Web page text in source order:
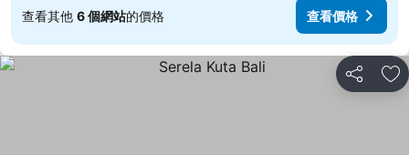
查看其他 6 個網站的價格 查看價格
分享 加